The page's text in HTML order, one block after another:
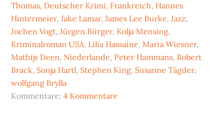
Thomas, Deutscher Krimi, Frankreich, Hannes
Hintermeier,Jake Lamar,James Lee Burke,Jazz,
Jochen Vogt,Jürgen Bürger, Kolja Mensing,
Kriminalroman USA, Lilia Hassaine,Maria Wiesner,
Mathijs Deen, Niederlande, Peter Hammans, Robert
Brack, Sonja Hartl, Stephen King, Susanne Tägder,
wolfgang Brylla
Kommentare:4 Kommentare